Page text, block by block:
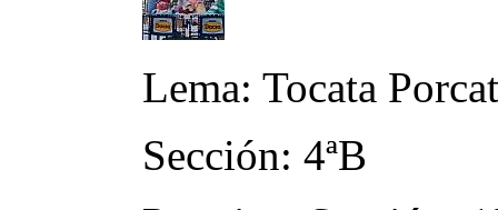
Lema: Tocata
Sección: 4ªB